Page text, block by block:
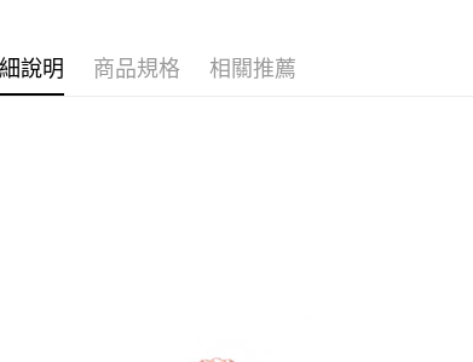
說明 商品規格 相關推薦